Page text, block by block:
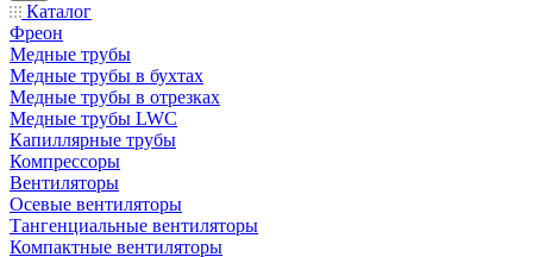
Каталог
Фреон
Медные трубы
Медные трубы в бухтах
Медные трубы в отрезках
Медные трубы LWC
Капиллярные трубы
Компрессоры
Вентиляторы
Осевые вентиляторы
Тангенциальные вентиляторы
Компактные вентиляторы